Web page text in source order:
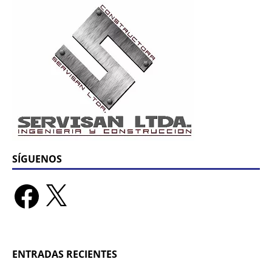
SÍGUENOS
ENTRADAS RECIENTES